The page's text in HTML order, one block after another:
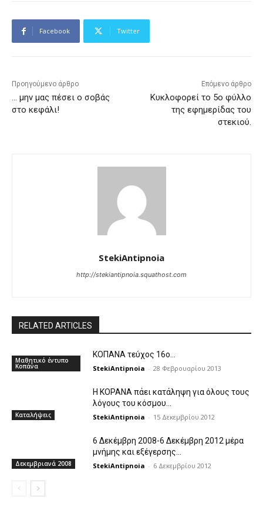
Facebook Twitter
Προηγούμενο άρθρο
… μην μας πέσει ο σοβάς
στο κεφάλι!
Επόμενο άρθρο
Κυκλοφορεί το 5ο φύλλο
της εφημερίδας του
στεκιού.
StekiAntipnoia
http://stekiantipnoia.squathost.com
RELATED ARTICLES
Μαθητικό έντυπο
Κοπάνα
ΚΟΠΑΝΑ τεύχος 16ο…
StekiAntipnoia - 28 Φεβρουαρίου 2013
Καταλήψεις
Η KOPANA πάει κατάληψη για όλους τους
λόγους του κόσμου…
StekiAntipnoia - 15 Δεκεμβρίου 2012
Δεκεμβριανά 2008
6 Δεκέμβρη 2008-6 Δεκέμβρη 2012 μέρα
μνήμης και εξέγερσης…
StekiAntipnoia - 6 Δεκεμβρίου 2012